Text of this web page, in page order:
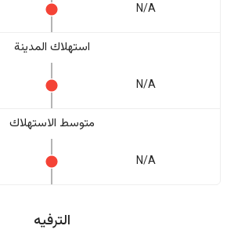
N/A
استهلاك المدينة
N/A
متوسط الاستهلاك
N/A
الترفيه